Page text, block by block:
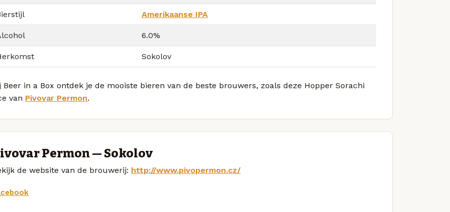
Amerikaanse IPA
6.0%
Sokolov
Beer in a Box ontdek je de mooiste bieren van de beste brouwers, zoals deze Hopper Sorachi
van Pivovar Permon.
Permon — Sokolov
de website van de brouwerij: http://www.pivopermon.cz/